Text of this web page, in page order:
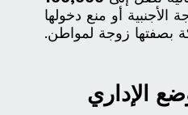
الأجنبية أو منع دخولها
بصفتها زوجة لمواطن.
الإداري